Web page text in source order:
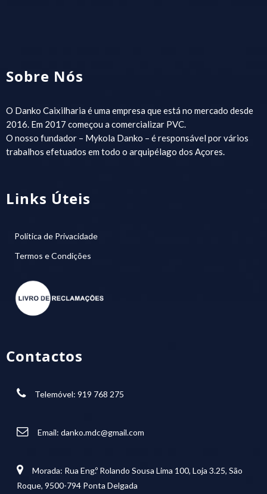
Sobre Nós
O Danko Caixilharia é uma empresa que está no mercado desde
2016. Em 2017 começou a comercializar PVC.
O nosso fundador – Mykola Danko – é responsável por vários
trabalhos efetuados em todo o arquipélago dos Açores.
Links Úteis
Política de Privacidade
Termos e Condições
Contactos
Telemóvel: 919 768 275
Email: danko.mdc@gmail.com
Morada: Rua Eng.º Rolando Sousa Lima 100, Loja 3.25, São
Roque, 9500-794 Ponta Delgada